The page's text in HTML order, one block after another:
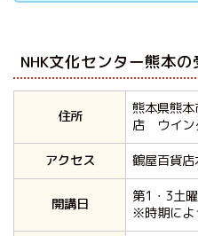
NHK文化センター熊本
住所
熊本県熊
店 ウイン
アクセス
鶴屋百貨店
開講日
第1・3土
※時期によ